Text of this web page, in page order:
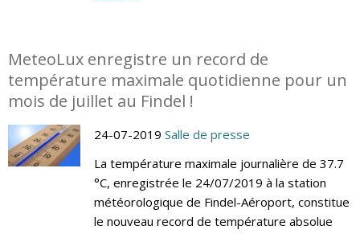
MeteoLux enregistre un record de
température maximale quotidienne pour un
mois de juillet au Findel !
24-07-2019 Salle de presse
La température maximale journalière de 37.7
°C, enregistrée le 24/07/2019 à la station
météorologique de Findel-Aéroport, constitue
le nouveau record de température absolue